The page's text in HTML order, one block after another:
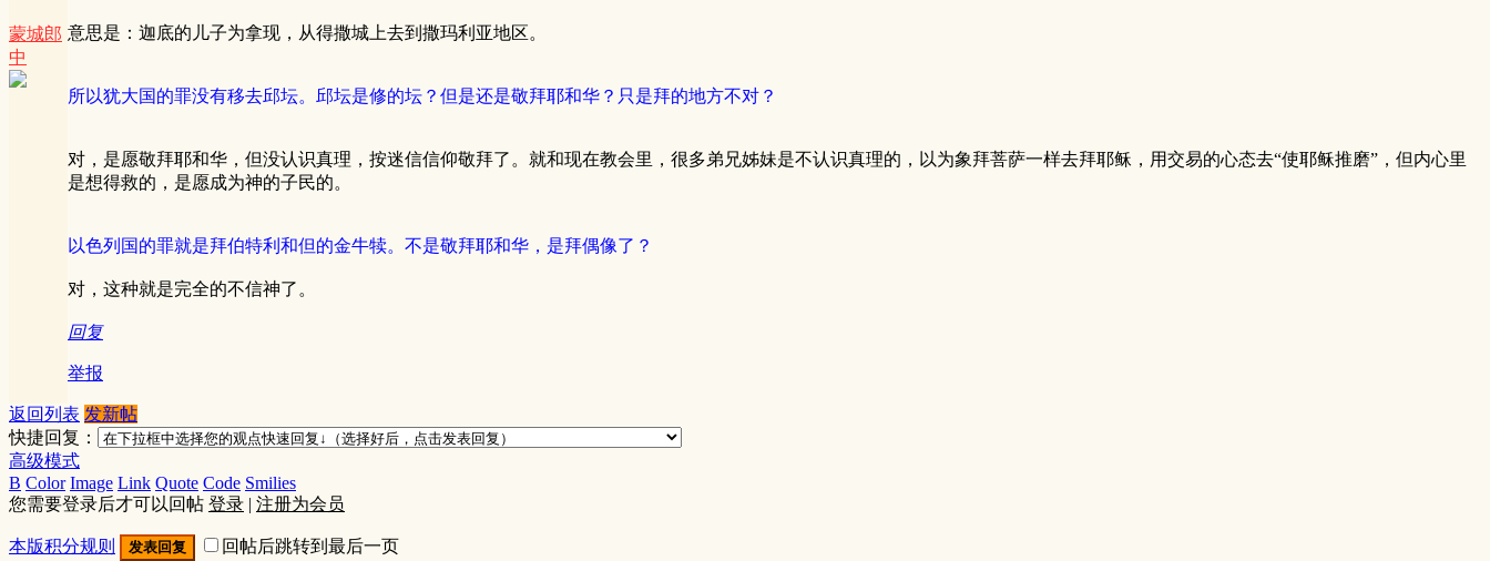
蒙城郎
中
意思是：迦底的儿子为拿现，从得撒城上去到撒玛利亚地区。
所以犹大国的罪没有移去邱坛。邱坛是修的坛？但是还是敬拜耶和华？只是拜的地方不对？
对，是愿敬拜耶和华，但没认识真理，按迷信信仰敬拜了。就和现在教会里，很多弟兄姊妹是不认识真理的，以为象拜菩萨一样去拜耶稣，用交易的心态去“使耶稣推磨”，但内心里
是想得救的，是愿成为神的子民的。
以色列国的罪就是拜伯特利和但的金牛犊。不是敬拜耶和华，是拜偶像了？
对，这种就是完全的不信神了。
回复
举报
返回列表 发新帖
快捷回复：
高级模式
B Color Image Link Quote Code Smilies
您需要登录后才可以回帖 登录 | 注册为会员
本版积分规则 发表回复 回帖后跳转到最后一页